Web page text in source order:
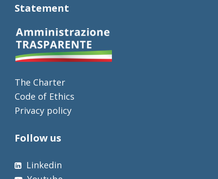
Statement
The Charter
Code of Ethics
Privacy policy
Follow us
Linkedin